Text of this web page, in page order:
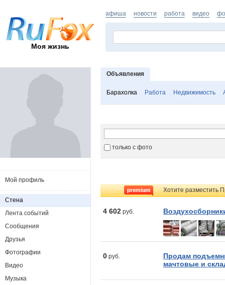
Моя жизнь
афиша новости работа видео
Объявления
Барахолка Работа Недвижимость
только с фото
Хотите разместить
4 602 руб.
0 руб.
Продам
мачтовые и
Мой профиль
Стена
Лента событий
Сообщения
Друзья
Фотографии
Видео
Музыка